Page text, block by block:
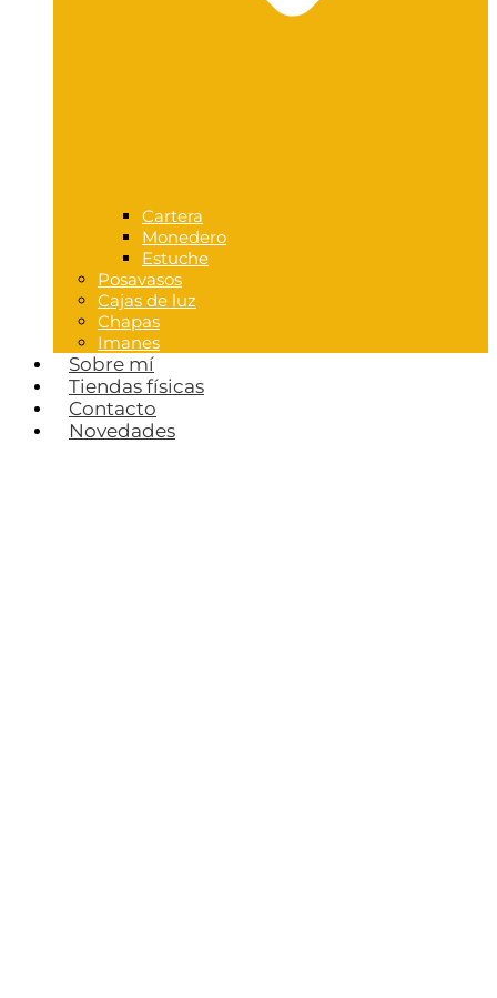
Cartera
Monedero
Estuche
Posavasos
Cajas de luz
Chapas
Imanes
Sobre mí
Tiendas físicas
Contacto
Novedades